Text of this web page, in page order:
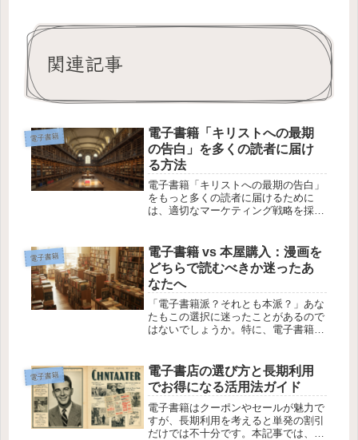
関連記事
電子書籍
電子書籍「キリストへの最期
の告白」を多くの読者に届け
る方法
電子書籍「キリストへの最期の告白」
をもっと多くの読者に届けるために
は、適切なマーケティング戦略を採る
もらいたいという思いを実現するため
に、どのような方法が有効かをご紹介
し...
電子書籍
電子書籍 vs 本屋購入：漫画を
どちらで読むべきか迷ったあ
なたへ
「電子書籍派？それとも本派？」あな
たもこの選択に迷ったことがあるので
はないでしょうか。特に、電子書籍と
を購入する際のメリット・デメリット
を比較して、どちらの方法が自分に合
っ...
電子書籍
電子書店の選び方と長期利用
でお得になる活用法ガイド
電子書籍はクーポンやセールが魅力で
すが、長期利用を考えると単発の割引
だけでは不十分です。本記事では、